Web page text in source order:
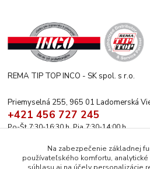
REMA TIP TOP INCO - SK spol. s r.o.
Priemyselná 255, 965 01 Ladomerská
+421 456 727 245
Po-Št 7:30-16:30 h. Pia 7:30-14:00 h.
rematiptop@rematiptop.sk
Na zabezpečenie základnej
používateľského komfortu,